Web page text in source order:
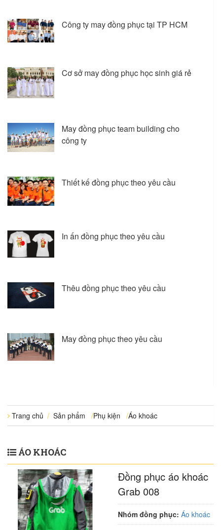
Công ty may đồng phục tại TP HCM
Cơ sở may đồng phục học sinh giá rẻ
May đồng phục team building cho
công ty
Thiết kế đồng phục theo yêu cầu
In ấn đồng phục theo yêu cầu
Thêu đồng phục theo yêu cầu
May đồng phục theo yêu cầu
Trang chủ / Sản phẩm /Phụ kiện /Áo khoác
ÁO KHOÁC
Đồng phục áo khoác
Grab 008
Nhóm đồng phục: Áo khoác